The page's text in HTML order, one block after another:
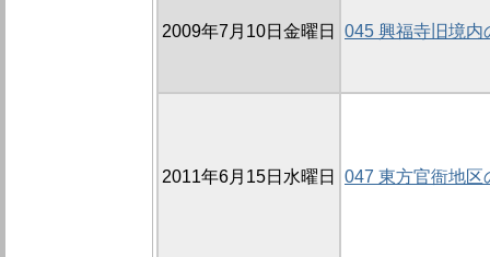
2009年7月10日金曜日 045 興福寺旧境内
2011年6月15日水曜日 047 東方官衙地区